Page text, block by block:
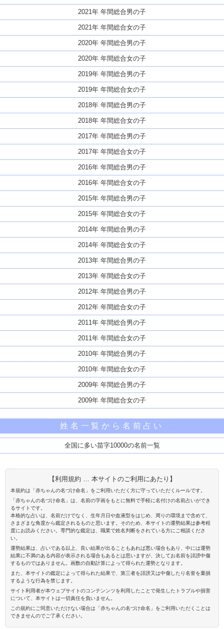
2021年 年間総合男の子
2021年 年間総合女の子
2020年 年間総合男の子
2020年 年間総合女の子
2019年 年間総合男の子
2019年 年間総合女の子
2018年 年間総合男の子
2018年 年間総合女の子
2017年 年間総合男の子
2017年 年間総合女の子
2016年 年間総合男の子
2016年 年間総合女の子
2015年 年間総合男の子
2015年 年間総合女の子
2014年 年間総合男の子
2014年 年間総合女の子
2013年 年間総合男の子
2013年 年間総合女の子
2012年 年間総合男の子
2012年 年間総合女の子
2011年 年間総合男の子
2011年 年間総合女の子
2010年 年間総合男の子
2010年 年間総合女の子
2009年 年間総合男の子
2009年 年間総合女の子
姓名一覧から名前占い
全国に多い苗字10000の名前一覧
【利用規約 … 本サイトのご利用にあたり】
本規約は「赤ちゃんの名づけ命名」をご利用いただく方に守っていただくルールです。
「赤ちゃんの名づけ命名」は、名前の字画をもとに無料で手軽に名付けの名前占いができ
るサイトです。
本格的な占いは、名前だけでなく、生年月日や血液型をはじめ、周りの環境まで含めて、
さまざまな角度から鑑定されるものと思います。そのため、本サイトの運勢結果は参考程
度にお読みください。専門的な鑑定は、職業で姓名判断をされている方にご相談くださ
い。
運勢結果は、占いである以上、良い結果が出ることもあれば悪い場合もあり、中には運勢
結果に不満のある内容が表示される場合もあるとは思いますが、決してお名前を誹謗中傷
するものではありません。画数の自動計算によって得られた運勢となります。
また、本サイトの鑑定によって得られた結果で、第三者を誹謗又は中傷したり名誉を棄損
するような行為を禁じます。
サイト利用者が本ウェブサイトのコンテンンツを利用したことで発生したトラブルや損害
について、本サイトは一切責任を負いません。
この規約にご同意いただけない場合は「赤ちゃんの名づけ命名」をご利用いただくことは
できませんのでご了承ください。